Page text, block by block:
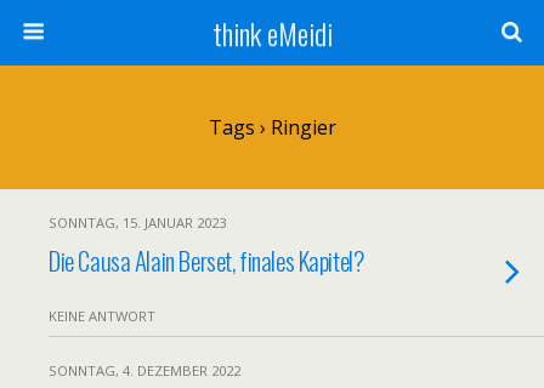
think eMeidi
Tags › Ringier
SONNTAG, 15. JANUAR 2023
Die Causa Alain Berset, finales Kapitel?
KEINE ANTWORT
SONNTAG, 4. DEZEMBER 2022